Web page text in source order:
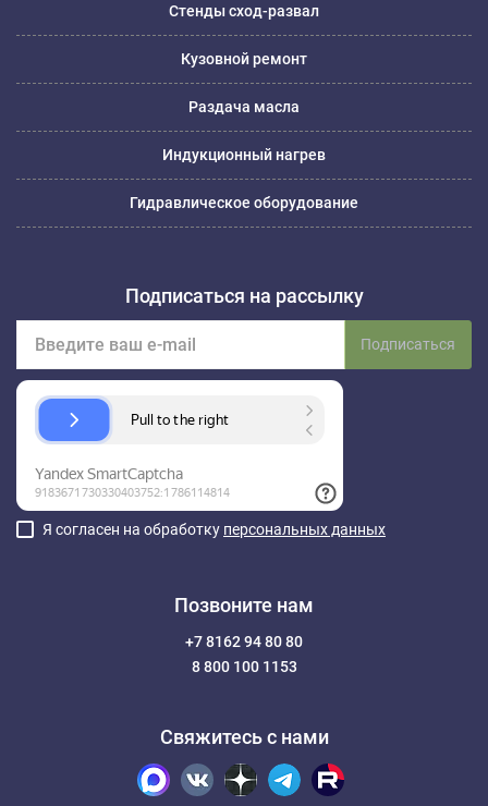
Стенды сход-развал
Кузовной ремонт
Раздача масла
Индукционный нагрев
Гидравлическое оборудование
Подписаться на рассылку
Подписаться
Я согласен на обработку персональных данных
Позвоните нам
+7 8162 94 80 80
8 800 100 1153
Свяжитесь с нами